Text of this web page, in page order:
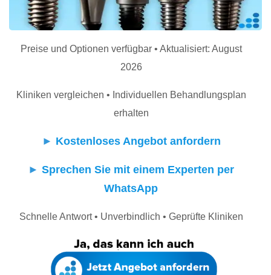
Preise und Optionen verfügbar • Aktualisiert: August
2026
Kliniken vergleichen • Individuellen Behandlungsplan
erhalten
► Kostenloses Angebot anfordern
► Sprechen Sie mit einem Experten per
WhatsApp
Schnelle Antwort • Unverbindlich • Geprüfte Kliniken